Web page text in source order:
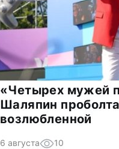
«Четырех мужей
Шаляпин
возлюбленной
6 августа 10